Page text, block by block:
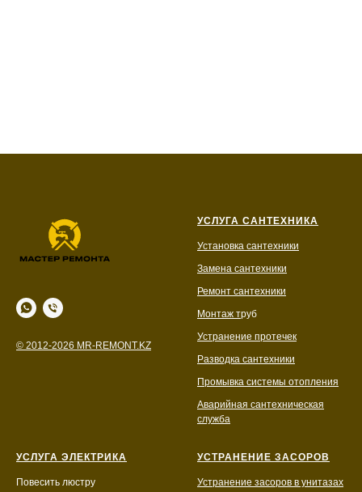
© 2012-2026 MR-REMONT.KZ
УСЛУГА САНТЕХНИКА
Установка сантехники
Замена сантехники
Ремонт сантехники
Монтаж труб
Устранение протечек
Разводка сантехники
Промывка системы отопления
Аварийная сантехническая
служба
УСЛУГА ЭЛЕКТРИКА
Повесить люстру
УСТРАНЕНИЕ ЗАСОРОВ
Устранение засоров в унитазах